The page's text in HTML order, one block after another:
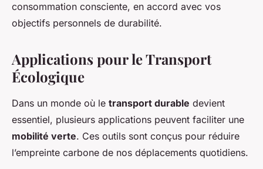
consommation consciente, en accord avec vos
objectifs personnels de durabilité.
Applications pour le Transport
Écologique
Dans un monde où le transport durable devient
essentiel, plusieurs applications peuvent faciliter une
mobilité verte. Ces outils sont conçus pour réduire
l’empreinte carbone de nos déplacements quotidiens.